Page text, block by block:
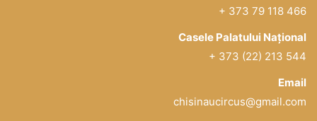
+ 373 79 118 466
Casele Palatului Național
+ 373 (22) 213 544
Email
chisinaucircus@gmail.com